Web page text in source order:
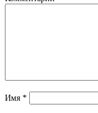
Имя *